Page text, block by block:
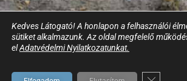
© Vándorbolt 2022 - Minden jog
Made with❤by 80/20 Marketing
Kedves Látogató! A honlapon a felhasználói
sütiket alkalmazunk. Az oldal megfelelő
elAdatvédelmi Nyilatkozatunkat.
Close